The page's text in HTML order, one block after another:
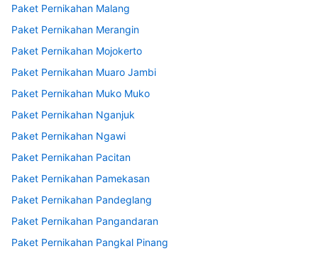
Paket Pernikahan Malang
Paket Pernikahan Merangin
Paket Pernikahan Mojokerto
Paket Pernikahan Muaro Jambi
Paket Pernikahan Muko Muko
Paket Pernikahan Nganjuk
Paket Pernikahan Ngawi
Paket Pernikahan Pacitan
Paket Pernikahan Pamekasan
Paket Pernikahan Pandeglang
Paket Pernikahan Pangandaran
Paket Pernikahan Pangkal Pinang